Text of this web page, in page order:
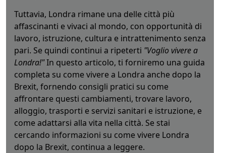
Tuttavia, Londra rimane una delle città più
affascinanti e vivaci al mondo, con opportunità di
lavoro, istruzione, cultura e intrattenimento senza
pari. Se quindi continui a ripeterti "Voglio vivere a
Londra!"In questo articolo, ti forniremo una guida
completa su come vivere a Londra anche dopo la
Brexit, fornendo consigli pratici su come
affrontare questi cambiamenti, trovare lavoro,
alloggio, trasporti e servizi sanitari e istruzione, e
come adattarsi alla vita nella città. Se stai
cercando informazioni su come vivere Londra
dopo la Brexit, continua a leggere.